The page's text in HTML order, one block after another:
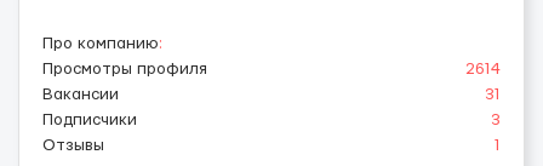
Про компанию:
Просмотры профиля
2614
Вакансии
31
Подписчики
3
Отзывы
1